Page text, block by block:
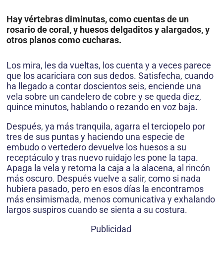
Hay vértebras diminutas, como cuentas de un
rosario de coral, y huesos delgaditos y alargados, y
otros planos como cucharas.
Los mira, les da vueltas, los cuenta y a veces parece
que los acariciara con sus dedos. Satisfecha, cuando
ha llegado a contar doscientos seis, enciende una
vela sobre un candelero de cobre y se queda diez,
quince minutos, hablando o rezando en voz baja.
Después, ya más tranquila, agarra el terciopelo por
tres de sus puntas y haciendo una especie de
embudo o vertedero devuelve los huesos a su
receptáculo y tras nuevo ruidajo les pone la tapa.
Apaga la vela y retorna la caja a la alacena, al rincón
más oscuro. Después vuelve a salir, como si nada
hubiera pasado, pero en esos días la encontramos
más ensimismada, menos comunicativa y exhalando
largos suspiros cuando se sienta a su costura.
Publicidad